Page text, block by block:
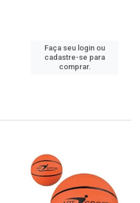
Faça seu login ou
cadastre-se para
comprar.